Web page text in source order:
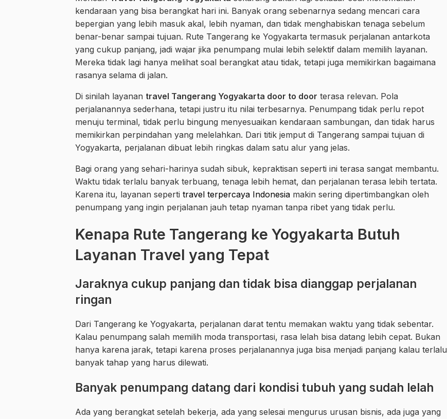
kendaraan yang bisa berangkat hari ini. Banyak orang sebenarnya sedang mencari cara
bepergian yang lebih masuk akal, lebih nyaman, dan tidak menghabiskan tenaga sebelum
benar-benar sampai tujuan. Rute Tangerang ke Yogyakarta termasuk perjalanan antarkota
yang cukup panjang, jadi wajar jika penumpang mulai lebih selektif dalam memilih layanan.
Mereka tidak lagi hanya melihat soal berangkat atau tidak, tetapi juga memikirkan bagaimana
rasanya selama di jalan.
Di sinilah layanan travel Tangerang Yogyakarta door to door terasa relevan. Pola
perjalanannya sederhana, tetapi justru itu nilai terbesarnya. Penumpang tidak perlu repot
menuju terminal, tidak perlu bingung menyesuaikan kendaraan sambungan, dan tidak harus
memikirkan perpindahan yang melelahkan. Dari titik jemput di Tangerang sampai tujuan di
Yogyakarta, perjalanan dibuat lebih ringkas dalam satu alur yang jelas.
Bagi orang yang sehari-harinya sudah sibuk, kepraktisan seperti ini terasa sangat membantu.
Waktu tidak terlalu banyak terbuang, tenaga lebih hemat, dan perjalanan terasa lebih tertata.
Karena itu, layanan seperti travel terpercaya Indonesia makin sering dipertimbangkan oleh
penumpang yang ingin perjalanan jauh tetap nyaman tanpa ribet yang tidak perlu.
Kenapa Rute Tangerang ke Yogyakarta Butuh
Layanan Travel yang Tepat
Jaraknya cukup panjang dan tidak bisa dianggap perjalanan
ringan
Dari Tangerang ke Yogyakarta, perjalanan darat tentu memakan waktu yang tidak sebentar.
Kalau penumpang salah memilih moda transportasi, rasa lelah bisa datang lebih cepat. Bukan
hanya karena jarak, tetapi karena proses perjalanannya juga bisa menjadi panjang kalau terlalu
banyak tahap yang harus dilewati.
Banyak penumpang datang dari kondisi tubuh yang sudah lelah
Ada yang berangkat setelah bekerja, ada yang selesai mengurus urusan bisnis, ada juga yang